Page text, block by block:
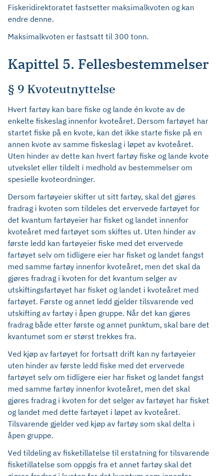
Fiskeridirektoratet fastsetter maksimalkvoten og kan
endre denne.
Maksimalkvoten er fastsatt til 300 tonn.
Kapittel 5. Fellesbestemmelser
§ 9 Kvoteutnyttelse
Hvert fartøy kan bare fiske og lande én kvote av de
enkelte fiskeslag innenfor kvoteåret. Dersom fartøyet har
startet fiske på en kvote, kan det ikke starte fiske på en
annen kvote av samme fiskeslag i løpet av kvoteåret.
Uten hinder av dette kan hvert fartøy fiske og lande kvote
utvekslet eller tildelt i medhold av bestemmelser om
spesielle kvoteordninger.
Dersom fartøyeier skifter ut sitt fartøy, skal det gjøres
fradrag i kvoten som tildeles det ervervede fartøyet for
det kvantum fartøyeier har fisket og landet innenfor
kvoteåret med fartøyet som skiftes ut. Uten hinder av
første ledd kan fartøyeier fiske med det ervervede
fartøyet selv om tidligere eier har fisket og landet fangst
med samme fartøy innenfor kvoteåret, men det skal da
gjøres fradrag i kvoten for det kvantum selger av
utskiftingsfartøyet har fisket og landet i kvoteåret med
fartøyet. Første og annet ledd gjelder tilsvarende ved
utskifting av fartøy i åpen gruppe. Når det kan gjøres
fradrag både etter første og annet punktum, skal bare det
kvantumet som er størst trekkes fra.
Ved kjøp av fartøyet for fortsatt drift kan ny fartøyeier
uten hinder av første ledd fiske med det ervervede
fartøyet selv om tidligere eier har fisket og landet fangst
med samme fartøy innenfor kvoteåret, men det skal
gjøres fradrag i kvoten for det selger av fartøyet har fisket
og landet med dette fartøyet i løpet av kvoteåret.
Tilsvarende gjelder ved kjøp av fartøy som skal delta i
åpen gruppe.
Ved tildeling av fisketillatelse til erstatning for tilsvarende
fisketillatelse som oppgis fra et annet fartøy skal det